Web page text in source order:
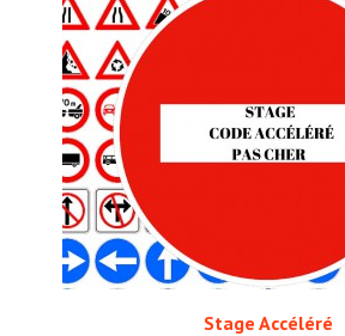
Stage Accéléré